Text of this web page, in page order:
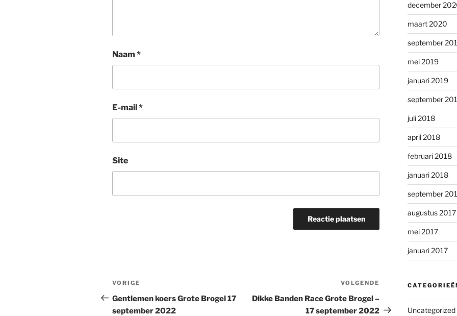
Naam *
E-mail*
Site
Bericht
navigatie
Vorig
bericht
VORIGE
Gentlemen koers Grote Brogel 17
september 2022
Volgend
bericht
VOLGENDE
Dikke Banden Race Grote Brogel –
17 september 2022
december
maart 2020
september
mei 2019
januari 2019
september
juli 2018
april 2018
februari 2018
januari 2018
september
augustus 2017
mei 2017
januari 2017
Uncategorized